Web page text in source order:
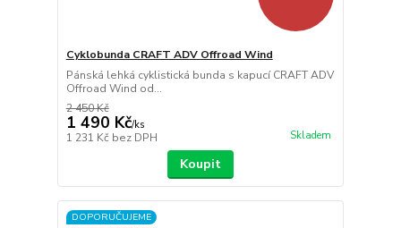
Cyklobunda CRAFT ADV Offroad Wind
Pánská lehká cyklistická bunda s kapucí CRAFT ADV
Offroad Wind od...
2 450 Kč
1 490 Kč/ks
1 231 Kč bez DPH Skladem
Koupit
DOPORUČUJEME